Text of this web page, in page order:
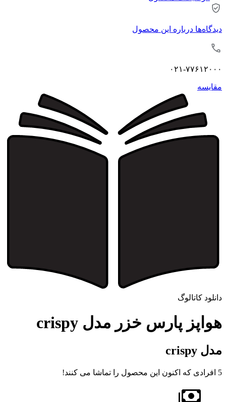
دیدگاه‌ها درباره این محصول
۰۲۱-۷۷۶۱۲۰۰۰
مقايسه
دانلود کاتالوگ
هواپز پارس خزر مدل crispy
مدل crispy
5 افرادی که اکنون این محصول را تماشا می کنند!